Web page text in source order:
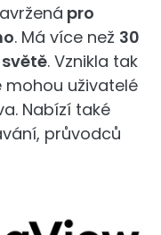
pro
. Má více než 30
. Vznikla tak
uživatelé
Nabízí také
průvodců